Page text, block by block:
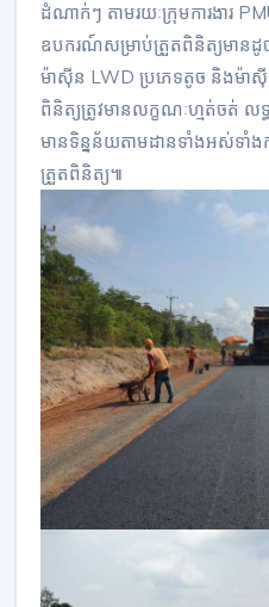
ដំណាក់ៗ តាមរយៈក្រុមការងារ
ឧបករណ៍សម្រាប់ត្រួតពិនិត្យមានដូ
ម៉ាស៊ីន LWD ប្រភេទតូច និងម៉ាស៊ី
ពិនិត្យត្រូវមានលក្ខណៈហ្មត់ចត់
មានទិន្នន័យតាមដានទាំងអស់ទាំ
ត្រួតពិនិត្យ៕